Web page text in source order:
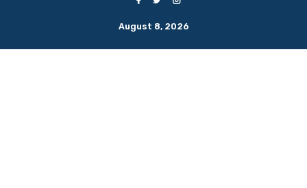
August 8, 2026